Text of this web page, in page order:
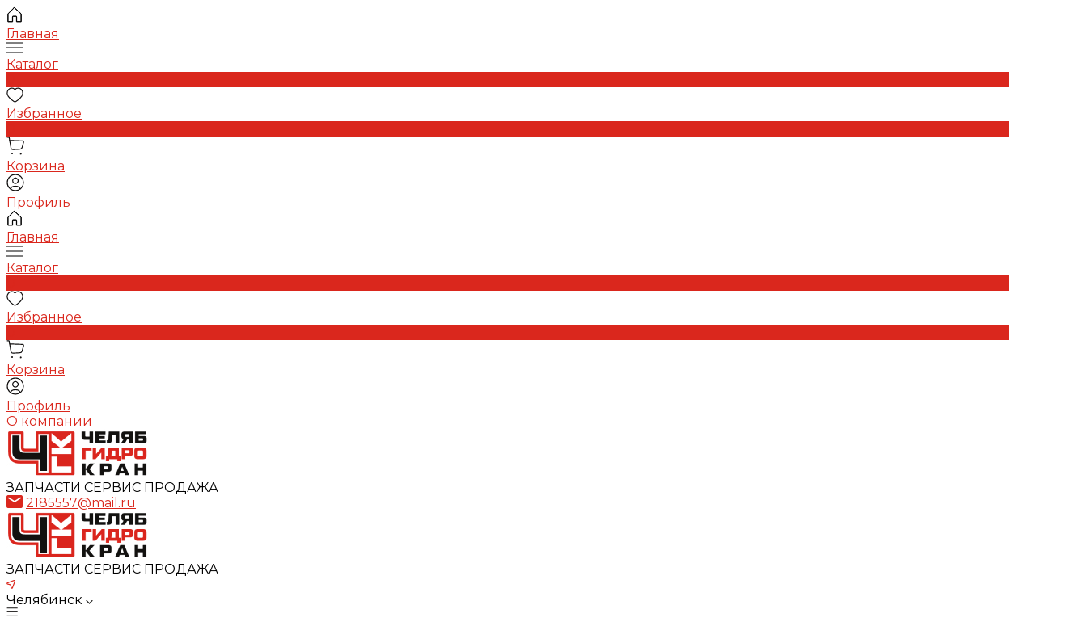
Главная
Каталог
Избранное
Корзина
Профиль
Главная
Каталог
Избранное
Корзина
Профиль
О компании
ЗАПЧАСТИ СЕРВИС ПРОДАЖА
2185557@mail.ru
ЗАПЧАСТИ СЕРВИС ПРОДАЖА
Челябинск